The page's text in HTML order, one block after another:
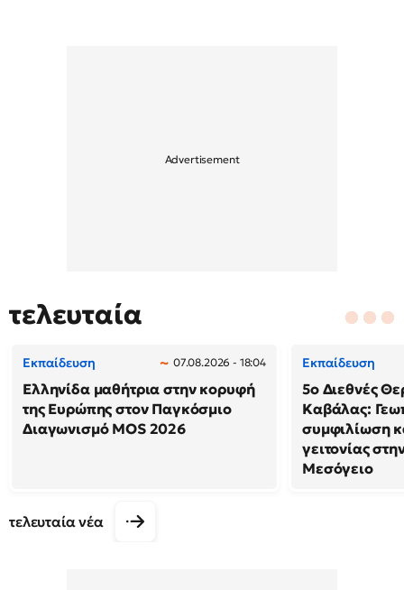
τελευταία
Εκπαίδευση 07.08.2026 - 18:04
Ελληνίδα μαθήτρια στην κορυφή
της Ευρώπης στον Παγκόσμιο
Διαγωνισμό MOS 2026
Εκπαίδευση
5ο Διεθνές
Καβάλας:
συμφιλίωση
γειτονίας
Μεσόγειο
τελευταία νέα